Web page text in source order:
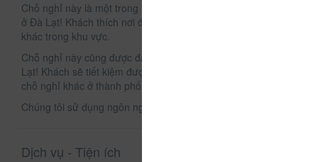
Chỗ nghỉ này là một trong những vị trí được đánh giá tốt nhất
ở Đà Lạt! Khách thích nơi đây hơn so với những chỗ nghỉ
khác trong khu vực.
Chỗ nghỉ này cũng được đánh giá là đáng giá tiền nhất ở Đà
Lạt! Khách sẽ tiết kiệm được nhiều hơn so với nghỉ tại những
chỗ nghỉ khác ở thành phố này.
Chúng tôi sử dụng ngôn ngữ của bạn!
Dịch vụ - Tiện ích